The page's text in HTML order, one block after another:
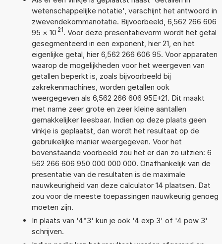
wetenschappelijke notatie', verschijnt het antwoord in
zwevendekommanotatie. Bijvoorbeeld, 6,562 266 606
95 × 10 21. Voor deze presentatievorm wordt het getal
gesegmenteerd in een exponent, hier 21, en het
eigenlijke getal, hier 6,562 266 606 95. Voor apparaten
waarop de mogelijkheden voor het weergeven van
getallen beperkt is, zoals bijvoorbeeld bij
zakrekenmachines, worden getallen ook
weergegeven als 6,562 266 606 95E+21. Dit maakt
met name zeer grote en zeer kleine aantallen
gemakkelijker leesbaar. Indien op deze plaats geen
vinkje is geplaatst, dan wordt het resultaat op de
gebruikelijke manier weergegeven. Voor het
bovenstaande voorbeeld zou het er dan zo uitzien: 6
562 266 606 950 000 000 000. Onafhankelijk van de
presentatie van de resultaten is de maximale
nauwkeurigheid van deze calculator 14 plaatsen. Dat
zou voor de meeste toepassingen nauwkeurig genoeg
moeten zijn.
In plaats van '4^3' kun je ook '4 exp 3' of '4 pow 3'
schrijven.